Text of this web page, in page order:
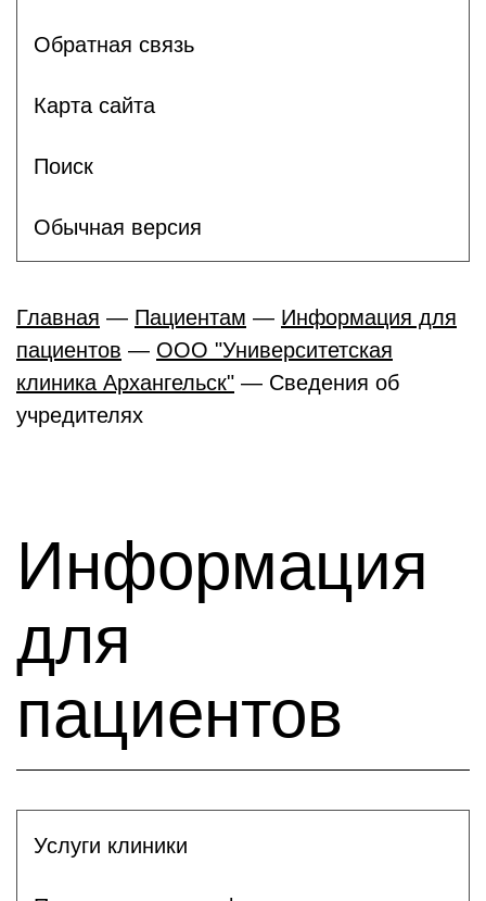
Обратная связь
Карта сайта
Поиск
Обычная версия
Главная — Пациентам — Информация для
пациентов — ООО "Университетская
клиника Архангельск" — Сведения об
учредителях
Информация
для
пациентов
Услуги клиники